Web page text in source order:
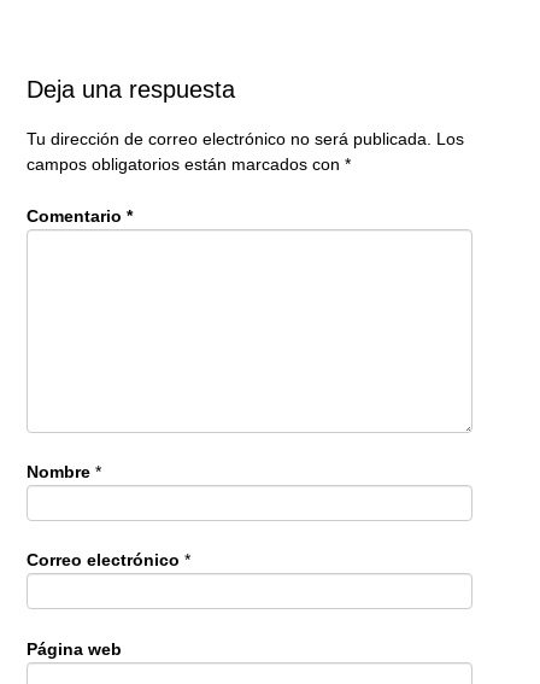
Deja una respuesta
Tu dirección de correo electrónico no será publicada.
Los
campos obligatorios están marcados con *
Comentario *
Nombre *
Correo electrónico *
Página web